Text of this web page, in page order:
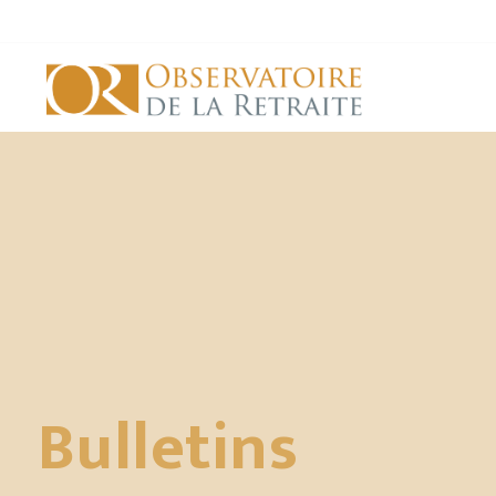
Bulletins